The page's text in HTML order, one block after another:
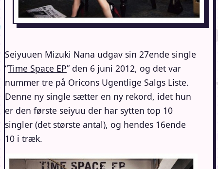
Seiyuuen Mizuki Nana udgav sin 27ende single
“Time Space EP” den 6 juni 2012, og det var
nummer tre på Oricons Ugentlige Salgs Liste.
Denne ny single sætter en ny rekord, idet hun
er den første seiyuu der har sytten top 10
singler (det største antal), og hendes 16ende
10 i træk.